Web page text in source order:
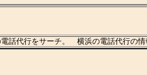
話代行をサーチ。 横浜の電話代行の情